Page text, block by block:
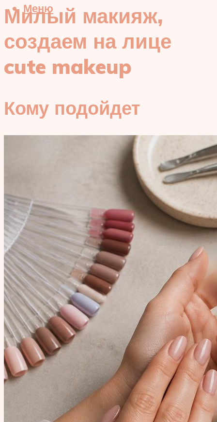
Меню
Милый макияж,
создаем на лице
cute makeup
Кому подойдет